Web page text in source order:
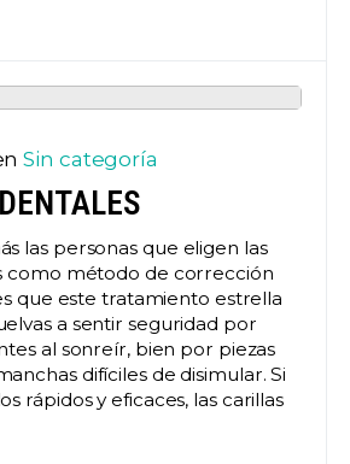
Sin categoría
las personas que eligen las
como método de corrección
que este tratamiento estrella
a sentir seguridad por
al sonreír, bien por piezas
difíciles de disimular. Si
rápidos y eficaces, las carillas